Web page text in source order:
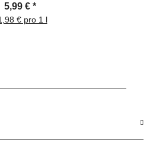
5,99 € *
€ pro 1 l